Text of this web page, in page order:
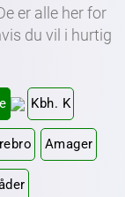
er alle her for
du vil i hurtig
Kbh. K
Amager